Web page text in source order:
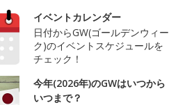
イベントカレンダー
日付からGW(ゴールデンウィー
ク)のイベントスケジュールを
チェック！
今年(2026年)のGWはいつから
いつまで？